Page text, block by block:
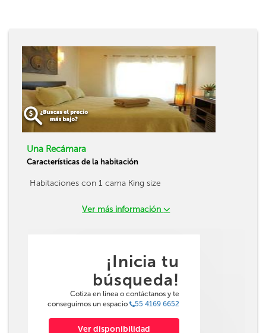
Una Recámara
Características de la habitación
Habitaciones con 1 cama King size
Ver más información
¡Inicia tu
búsqueda!
Cotiza en línea o contáctanos y te
conseguimos un espacio
55 4169 6652
Ver disponibilidad